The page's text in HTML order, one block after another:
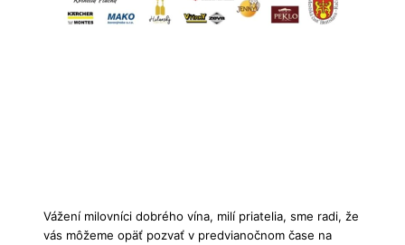
Vážení milovníci dobrého vína, milí priatelia, sme radi, že
vás môžeme opäť pozvať v predvianočnom čase na